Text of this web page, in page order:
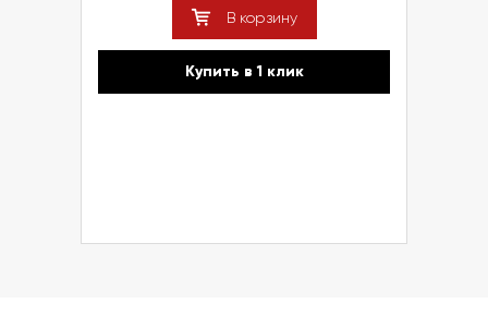
В корзину
Купить в 1 клик